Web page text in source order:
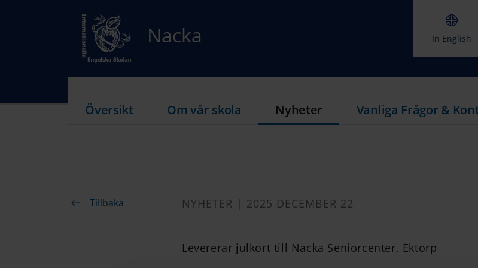
Nacka In English
Översikt Om vår skola Nyheter Vanliga Frågor &
Tillbaka NYHETER | 2025 DECEMBER 22
Levererar julkort till Nacka Seniorcenter, Ektorp